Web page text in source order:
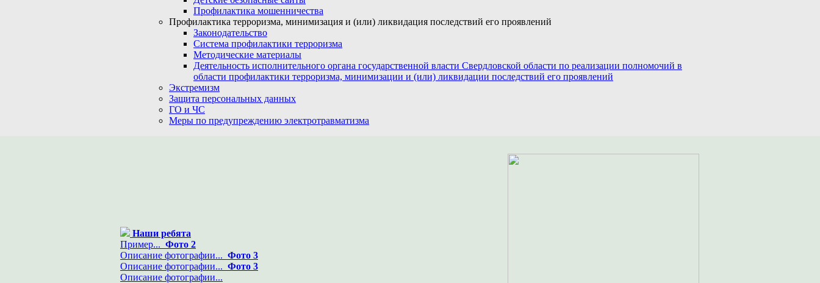
Профилактика мошенничества
Профилактика терроризма, минимизация и (или) ликвидация последствий его проявлений
Законодательство
Система профилактики терроризма
Методические материалы
Деятельность исполнительного органа государственной власти Свердловской области по реализации полномочий в
области профилактики терроризма, минимизации и (или) ликвидации последствий его проявлений
Экстремизм
Защита персональных данных
ГО и ЧС
Меры по предупреждению электротравматизма
Наши ребята
Пример... Фото 2
Описание фотографии... Фото 3
Описание фотографии... Фото 3
Описание фотографии...